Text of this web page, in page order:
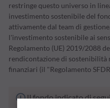
restringe questo universo in
investimento sostenibile del
attivamente dal team di
l'investimento sostenibile ai
Regolamento (UE) 2019/2088
rendicontazione di sostenibilità
finanziari (il "Regolamento
Il fondo indicato di